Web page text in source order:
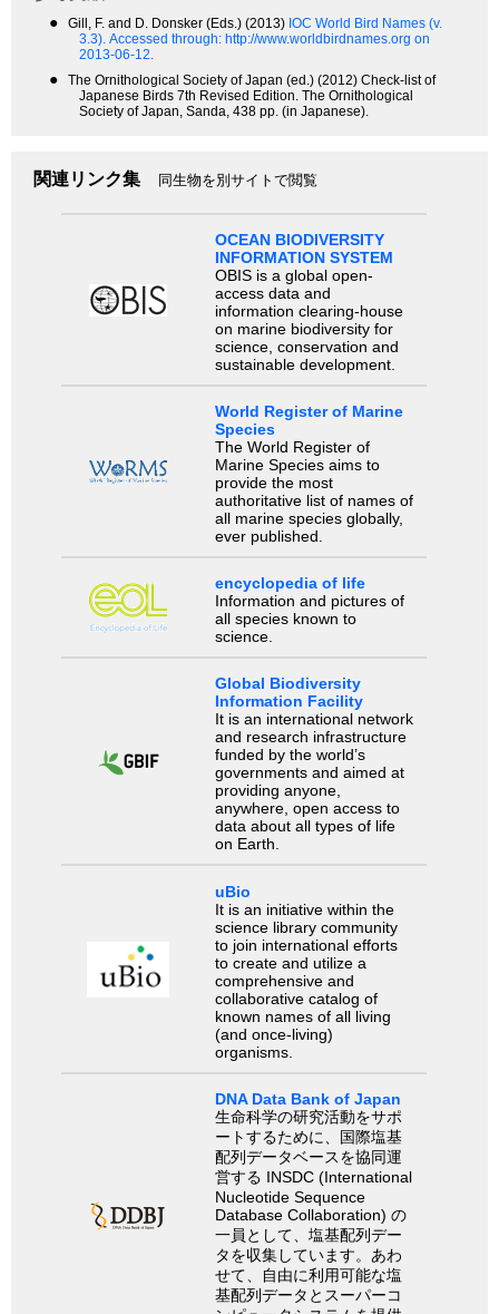
● Gill, F. and D. Donsker (Eds.) (2013) IOC World Bird Names (v.
3.3). Accessed through: http://www.worldbirdnames.org on
2013-06-12.
●
The Ornithological Society of Japan (ed.) (2012) Check-list of
Japanese Birds 7th Revised Edition. The Ornithological
Society of Japan, Sanda, 438 pp. (in Japanese).
関連リンク集 同生物を別サイトで閲覧
OCEAN BIODIVERSITY
INFORMATION SYSTEM
OBIS is a global open-
access data and
information clearing-house
on marine biodiversity for
science, conservation and
sustainable development.
World Register of Marine
Species
The World Register of
Marine Species aims to
provide the most
authoritative list of names of
all marine species globally,
ever published.
encyclopedia of life
Information and pictures of
all species known to
science.
Global Biodiversity
Information Facility
It is an international network
and research infrastructure
funded by the world’s
governments and aimed at
providing anyone,
anywhere, open access to
data about all types of life
on Earth.
uBio
It is an initiative within the
science library community
to join international efforts
to create and utilize a
comprehensive and
collaborative catalog of
known names of all living
(and once-living)
organisms.
DNA Data Bank of Japan
生命科学の研究活動をサポ
ートするために、国際塩基
配列データベースを協同運
営する INSDC (International
Nucleotide Sequence
Database Collaboration) の
一員として、塩基配列デー
タを収集しています。あわ
せて、自由に利用可能な塩
基配列データとスーパーコ